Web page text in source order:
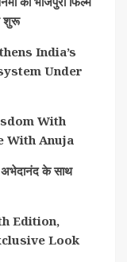
शुरू
India’s
Under
With
With Anuja
अभेदानंद के साथ
Edition,
Look